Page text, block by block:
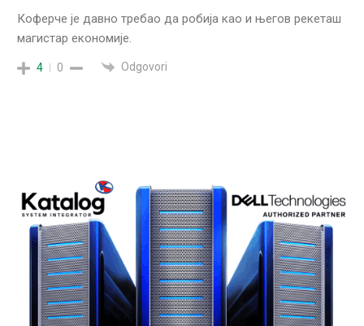
Коферче је давно требао да робија као и његов рекеташ
магистар економије.
4 0 Odgovori